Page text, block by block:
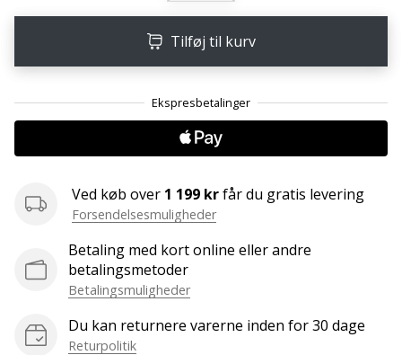
din
blog,
du
Facebook-
eller
diskussionsforum?
tjene.
del…
Tilføj til kurv
Ved køb over 1 199 krfår du gratis levering
Forsendelsesmuligheder
Betaling med kort online eller andre
betalingsmetoder
Betalingsmuligheder
Du kan returnere varerne inden for 30 dage
Returpolitik